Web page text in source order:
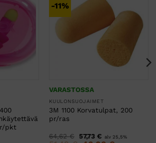
pkt
-11%
VARASTOSSA
KUULONSUOJAIMET
3M 1100 Korvatulpat, 200
pr/ras
64,62€
Alkuperäinen
57,73 €Nykyinen
alv 25,5%